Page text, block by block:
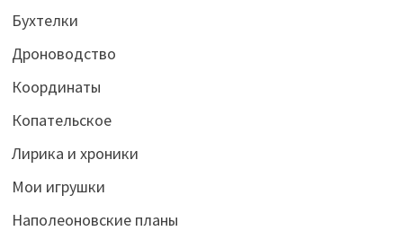
Бухтелки
Дроноводство
Координаты
Копательское
Лирика и хроники
Мои игрушки
Наполеоновские планы